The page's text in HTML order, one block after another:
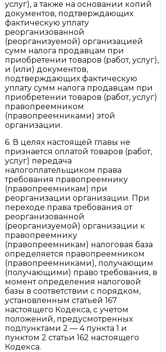
услуг), а также на основании копий
документов, подтверждающих
фактическую уплату
реорганизованной
(реорганизуемой) организацией
сумм налога продавцам при
приобретении товаров (работ, услуг),
и (или) документов,
подтверждающих фактическую
уплату сумм налога продавцам при
приобретении товаров (работ, услуг)
правопреемником
(правопреемниками) этой
организации.
6. В целях настоящей главы не
признается оплатой товаров (работ,
услуг) передача
налогоплательщиком права
требования правопреемнику
(правопреемникам) при
реорганизации организации. При
переходе права требования от
реорганизованной
(реорганизуемой) организации к
правопреемнику
(правопреемникам) налоговая база
определяется правопреемником
(правопреемниками), получающим
(получающими) право требования, в
момент определения налоговой
базы в соответствии с порядком,
установленным статьей 167
настоящего Кодекса, с учетом
положений, предусмотренных
подпунктами 2 — 4 пункта 1 и
пунктом 2 статьи 162 настоящего
Кодекса.